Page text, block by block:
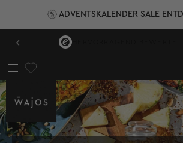
ADVENTSKALENDER SALE
‹